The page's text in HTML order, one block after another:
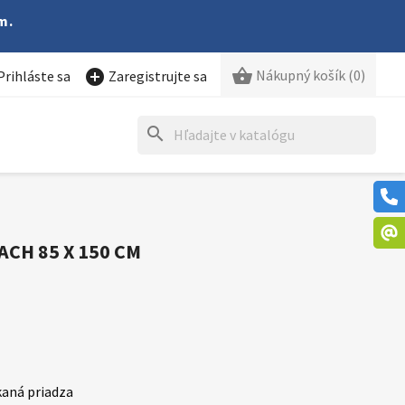
sa  Zaregistrujte sa  Nákupný košík (0)
search
85 X 150 CM
priadza